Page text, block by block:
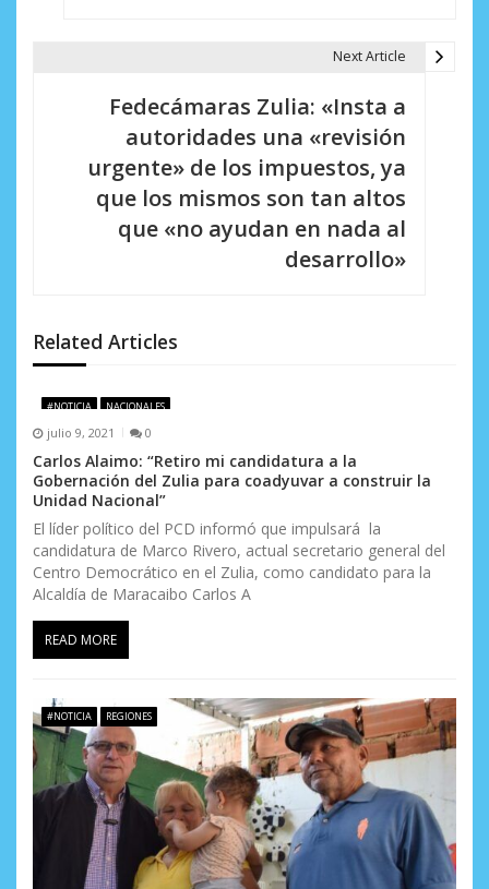
e
n
t
r
a
d
a
s
Next Article
Fedecámaras Zulia: «Insta a
autoridades una «revisión
urgente» de los impuestos, ya
que los mismos son tan altos
que «no ayudan en nada al
desarrollo»
Related Articles
#NOTICIA NACIONALES
julio 9, 2021 0
Carlos Alaimo: “Retiro mi candidatura a la
Gobernación del Zulia para coadyuvar a construir la
Unidad Nacional”
El líder político del PCD informó que impulsará la
candidatura de Marco Rivero, actual secretario general del
Centro Democrático en el Zulia, como candidato para la
Alcaldía de Maracaibo Carlos A
READ MORE
#NOTICIA REGIONES